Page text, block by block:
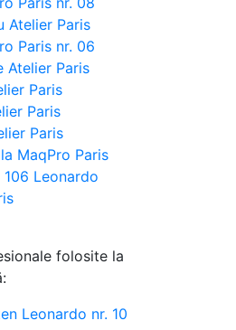
Atelier Paris
Paris nr. 06
Atelier Paris
Paris
Paris
Paris
MaqPro Paris
Leonardo
folosite la
Leonardo nr. 10